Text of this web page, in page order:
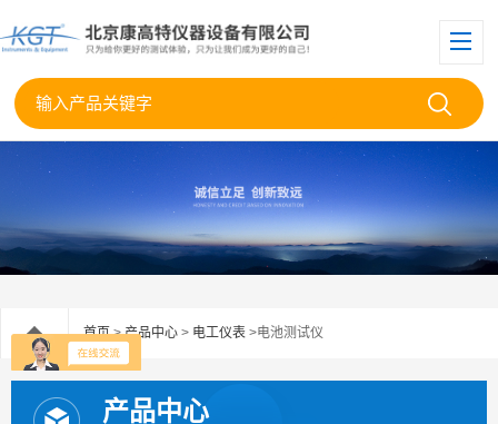
首页>产品中心 > 电工仪表 >电池测试仪
产品中心